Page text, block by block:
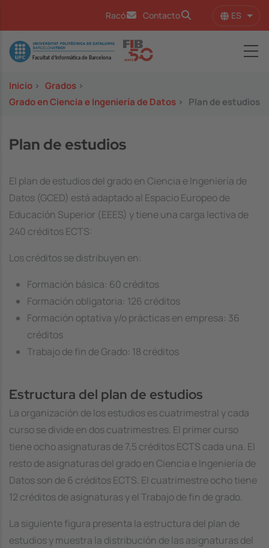
Racó Contacto ES
Image
Inicio > Grados >
Grado en Ciencia e Ingeniería de Datos > Plan de estudios
Plan de estudios
El plan de estudios del grado en Ciencia e Ingeniería de
Datos (GCED) está adaptado al Espacio Europeo de
Educación Superior (EEES) y tiene una carga lectiva de
240 créditos ECTS:
Los créditos se distribuyen en:
Formación básica: 60 créditos
Formación obligatoria: 126 créditos
Formación optativa y/o prácticas en empresa: 36
créditos
Trabajo de fin de Grado: 18 créditos
Estructura del plan de estudios
La organización de los estudios es cuatrimestral y cada
curso se divide en dos cuatrimestres. El primer curso
tiene ocho asignaturas de 7,5 créditos ECTS cada una. El
resto de asignaturas del grado en Ciencia e Ingeniería de
Datos son de 6 créditos ECTS. El cuatrimestre ocho tiene
12 créditos de asignaturas y el Trabajo de fin de grado.
La siguiente figura presenta la estructura del plan de
estudios y muestra la distribución de las asignaturas del